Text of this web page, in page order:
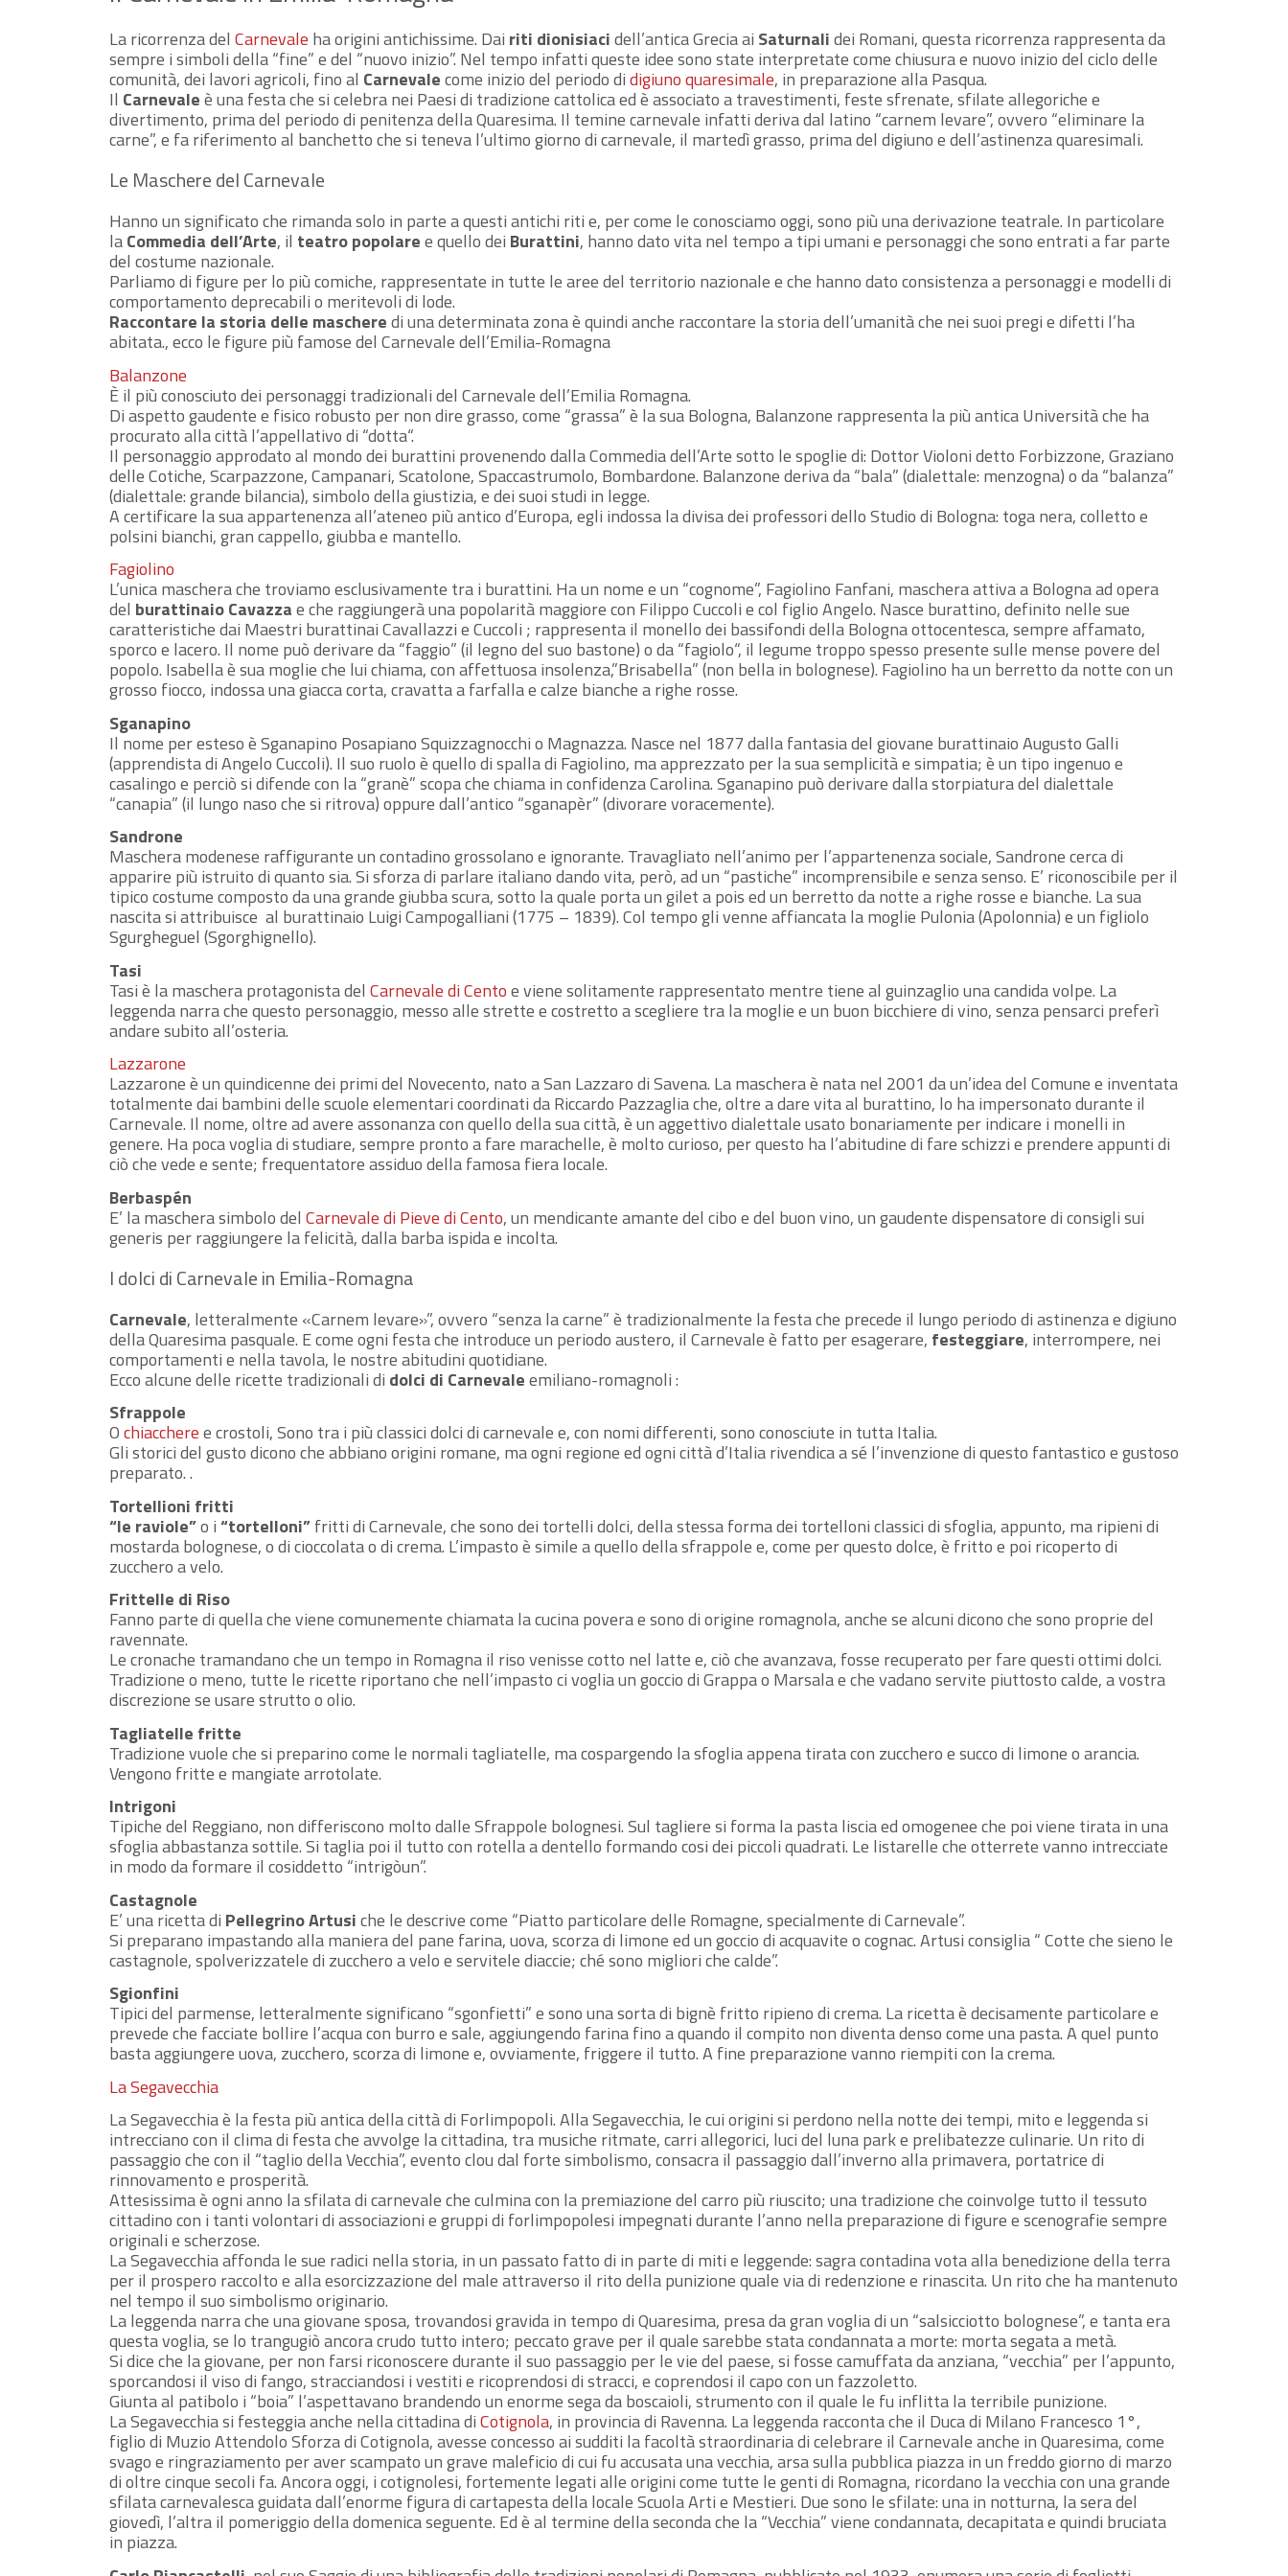
La ricorrenza del Carnevale ha origini antichissime. Dai riti dionisiacidell’antica Grecia ai Saturnalidei Romani, questa ricorrenza rappresenta da
sempre i simboli della “fine” e del “nuovo inizio”. Nel tempo infatti queste idee sono state interpretate come chiusura e nuovo inizio del ciclo delle
comunità, dei lavori agricoli, fino al Carnevalecome inizio del periodo didigiuno quaresimale, in preparazione alla Pasqua.
Il Carnevaleè una festa che si celebra nei Paesi di tradizione cattolica ed è associato a travestimenti, feste sfrenate, sfilate allegoriche e
divertimento, prima del periodo di penitenza della Quaresima. Il temine carnevale infatti deriva dal latino “carnem levare”, ovvero “eliminare la
carne”, e fa riferimento al banchetto che si teneva l’ultimo giorno di carnevale, il martedì grasso, prima del digiuno e dell’astinenza quaresimali.
Le Maschere del Carnevale
Hanno un significato che rimanda solo in parte a questi antichi riti e, per come le conosciamo oggi, sono più una derivazione teatrale. In particolare
laCommedia dell’Arte, il teatro popolaree quello dei Burattini, hanno dato vita nel tempo a tipi umani e personaggi che sono entrati a far parte
del costume nazionale.
Parliamo di figure per lo più comiche, rappresentate in tutte le aree del territorio nazionale e che hanno dato consistenza a personaggi e modelli di
comportamento deprecabili o meritevoli di lode.
Raccontare la storia delle mascheredi una determinata zona è quindi anche raccontare la storia dell’umanità che nei suoi pregi e difetti l’ha
abitata., ecco le figure più famose del Carnevale dell’Emilia-Romagna
Balanzone
È il più conosciuto dei personaggi tradizionali del Carnevale dell’Emilia Romagna.
Di aspetto gaudente e fisico robusto per non dire grasso, come “grassa” è la sua Bologna, Balanzone rappresenta la più antica Università che ha
procurato alla città l’appellativo di “dotta“.
Il personaggio approdato al mondo dei burattini provenendo dalla Commedia dell’Arte sotto le spoglie di: Dottor Violoni detto Forbizzone, Graziano
delle Cotiche, Scarpazzone, Campanari, Scatolone, Spaccastrumolo, Bombardone. Balanzone deriva da “bala” (dialettale: menzogna) o da “balanza”
(dialettale: grande bilancia), simbolo della giustizia, e dei suoi studi in legge.
A certificare la sua appartenenza all’ateneo più antico d’Europa, egli indossa la divisa dei professori dello Studio di Bologna: toga nera, colletto e
polsini bianchi, gran cappello, giubba e mantello.
Fagiolino
L’unica maschera che troviamo esclusivamente tra i burattini. Ha un nome e un “cognome”, Fagiolino Fanfani, maschera attiva a Bologna ad opera
del burattinaio Cavazzae che raggiungerà una popolarità maggiore con Filippo Cuccoli e col figlio Angelo. Nasce burattino, definito nelle sue
caratteristiche dai Maestri burattinai Cavallazzi e Cuccoli ; rappresenta il monello dei bassifondi della Bologna ottocentesca, sempre affamato,
sporco e lacero. Il nome può derivare da “faggio” (il legno del suo bastone) o da “fagiolo“, il legume troppo spesso presente sulle mense povere del
popolo. Isabella è sua moglie che lui chiama, con affettuosa insolenza,”Brisabella” (non bella in bolognese). Fagiolino ha un berretto da notte con un
grosso fiocco, indossa una giacca corta, cravatta a farfalla e calze bianche a righe rosse.
Sganapino
Il nome per esteso è Sganapino Posapiano Squizzagnocchi o Magnazza. Nasce nel 1877 dalla fantasia del giovane burattinaio Augusto Galli
(apprendista di Angelo Cuccoli). Il suo ruolo è quello di spalla di Fagiolino, ma apprezzato per la sua semplicità e simpatia; è un tipo ingenuo e
casalingo e perciò si difende con la “granè” scopa che chiama in confidenza Carolina. Sganapino può derivare dalla storpiatura del dialettale
“canapia” (il lungo naso che si ritrova) oppure dall’antico “sganapèr” (divorare voracemente).
Sandrone
Maschera modenese raffigurante un contadino grossolano e ignorante. Travagliato nell’animo per l’appartenenza sociale, Sandrone cerca di
apparire più istruito di quanto sia. Si sforza di parlare italiano dando vita, però, ad un “pastiche” incomprensibile e senza senso. E’ riconoscibile per il
tipico costume composto da una grande giubba scura, sotto la quale porta un gilet a pois ed un berretto da notte a righe rosse e bianche. La sua
nascita si attribuisce al burattinaio Luigi Campogalliani (1775 – 1839). Col tempo gli venne affiancata la moglie Pulonia (Apolonnia) e un figliolo
Sgurgheguel (Sgorghignello).
Tasi
Tasi è la maschera protagonista del Carnevale di Centoe viene solitamente rappresentato mentre tiene al guinzaglio una candida volpe. La
leggenda narra che questo personaggio, messo alle strette e costretto a scegliere tra la moglie e un buon bicchiere di vino, senza pensarci preferì
andare subito all’osteria.
Lazzarone
Lazzarone è un quindicenne dei primi del Novecento, nato a San Lazzaro di Savena. La maschera è nata nel 2001 da un’idea del Comune e inventata
totalmente dai bambini delle scuole elementari coordinati da Riccardo Pazzaglia che, oltre a dare vita al burattino, lo ha impersonato durante il
Carnevale. Il nome, oltre ad avere assonanza con quello della sua città, è un aggettivo dialettale usato bonariamente per indicare i monelli in
genere. Ha poca voglia di studiare, sempre pronto a fare marachelle, è molto curioso, per questo ha l’abitudine di fare schizzi e prendere appunti di
ciò che vede e sente; frequentatore assiduo della famosa fiera locale.
Berbaspén
E’ la maschera simbolo del Carnevale di Pieve di Cento, un mendicante amante del cibo e del buon vino, un gaudente dispensatore di consigli sui
generis per raggiungere la felicità, dalla barba ispida e incolta.
I dolci di Carnevale in Emilia-Romagna
Carnevale, letteralmente «Carnem levare»”, ovvero “senza la carne” è tradizionalmente la festa che precede il lungo periodo di astinenza e digiuno
della Quaresima pasquale. E come ogni festa che introduce un periodo austero, il Carnevale è fatto per esagerare, festeggiare, interrompere, nei
comportamenti e nella tavola, le nostre abitudini quotidiane.
Ecco alcune delle ricette tradizionali di dolci di Carnevaleemiliano-romagnoli :
Sfrappole
Ochiaccheree crostoli, Sono tra i più classici dolci di carnevale e, con nomi differenti, sono conosciute in tutta Italia.
Gli storici del gusto dicono che abbiano origini romane, ma ogni regione ed ogni città d’Italia rivendica a sé l’invenzione di questo fantastico e gustoso
preparato. .
Tortellioni fritti
“le raviole”o i“tortelloni”fritti di Carnevale, che sono dei tortelli dolci, della stessa forma dei tortelloni classici di sfoglia, appunto, ma ripieni di
mostarda bolognese, o di cioccolata o di crema. L’impasto è simile a quello della sfrappole e, come per questo dolce, è fritto e poi ricoperto di
zucchero a velo.
Frittelle di Riso
Fanno parte di quella che viene comunemente chiamata la cucina povera e sono di origine romagnola, anche se alcuni dicono che sono proprie del
ravennate.
Le cronache tramandano che un tempo in Romagna il riso venisse cotto nel latte e, ciò che avanzava, fosse recuperato per fare questi ottimi dolci.
Tradizione o meno, tutte le ricette riportano che nell’impasto ci voglia un goccio di Grappa o Marsala e che vadano servite piuttosto calde, a vostra
discrezione se usare strutto o olio.
Tagliatelle fritte
Tradizione vuole che si preparino come le normali tagliatelle, ma cospargendo la sfoglia appena tirata con zucchero e succo di limone o arancia.
Vengono fritte e mangiate arrotolate.
Intrigoni
Tipiche del Reggiano, non differiscono molto dalle Sfrappole bolognesi. Sul tagliere si forma la pasta liscia ed omogenee che poi viene tirata in una
sfoglia abbastanza sottile. Si taglia poi il tutto con rotella a dentello formando cosi dei piccoli quadrati. Le listarelle che otterrete vanno intrecciate
in modo da formare il cosiddetto “intrigòun”.
Castagnole
E’ una ricetta di Pellegrino Artusiche le descrive come “Piatto particolare delle Romagne, specialmente di Carnevale”.
Si preparano impastando alla maniera del pane farina, uova, scorza di limone ed un goccio di acquavite o cognac. Artusi consiglia “ Cotte che sieno le
castagnole, spolverizzatele di zucchero a velo e servitele diaccie; ché sono migliori che calde”.
Sgionfini
Tipici del parmense, letteralmente significano “sgonfietti” e sono una sorta di bignè fritto ripieno di crema. La ricetta è decisamente particolare e
prevede che facciate bollire l’acqua con burro e sale, aggiungendo farina fino a quando il compito non diventa denso come una pasta. A quel punto
basta aggiungere uova, zucchero, scorza di limone e, ovviamente, friggere il tutto. A fine preparazione vanno riempiti con la crema.
La Segavecchia
La Segavecchia è la festa più antica della città di Forlimpopoli. Alla Segavecchia, le cui origini si perdono nella notte dei tempi, mito e leggenda si
intrecciano con il clima di festa che avvolge la cittadina, tra musiche ritmate, carri allegorici, luci del luna park e prelibatezze culinarie. Un rito di
passaggio che con il “taglio della Vecchia”, evento clou dal forte simbolismo, consacra il passaggio dall’inverno alla primavera, portatrice di
rinnovamento e prosperità.
Attesissima è ogni anno la sfilata di carnevale che culmina con la premiazione del carro più riuscito; una tradizione che coinvolge tutto il tessuto
cittadino con i tanti volontari di associazioni e gruppi di forlimpopolesi impegnati durante l’anno nella preparazione di figure e scenografie sempre
originali e scherzose.
La Segavecchia affonda le sue radici nella storia, in un passato fatto di in parte di miti e leggende: sagra contadina vota alla benedizione della terra
per il prospero raccolto e alla esorcizzazione del male attraverso il rito della punizione quale via di redenzione e rinascita. Un rito che ha mantenuto
nel tempo il suo simbolismo originario.
La leggenda narra che una giovane sposa, trovandosi gravida in tempo di Quaresima, presa da gran voglia di un “salsicciotto bolognese”, e tanta era
questa voglia, se lo trangugiò ancora crudo tutto intero; peccato grave per il quale sarebbe stata condannata a morte: morta segata a metà.
Si dice che la giovane, per non farsi riconoscere durante il suo passaggio per le vie del paese, si fosse camuffata da anziana, “vecchia” per l’appunto,
sporcandosi il viso di fango, stracciandosi i vestiti e ricoprendosi di stracci, e coprendosi il capo con un fazzoletto.
Giunta al patibolo i “boia” l’aspettavano brandendo un enorme sega da boscaioli, strumento con il quale le fu inflitta la terribile punizione.
La Segavecchia si festeggia anche nella cittadina diCotignola, in provincia di Ravenna. La leggenda racconta che il Duca di Milano Francesco 1°,
figlio di Muzio Attendolo Sforza di Cotignola, avesse concesso ai sudditi la facoltà straordinaria di celebrare il Carnevale anche in Quaresima, come
svago e ringraziamento per aver scampato un grave maleficio di cui fu accusata una vecchia, arsa sulla pubblica piazza in un freddo giorno di marzo
di oltre cinque secoli fa. Ancora oggi, i cotignolesi, fortemente legati alle origini come tutte le genti di Romagna, ricordano la vecchia con una grande
sfilata carnevalesca guidata dall’enorme figura di cartapesta della locale Scuola Arti e Mestieri. Due sono le sfilate: una in notturna, la sera del
giovedì, l’altra il pomeriggio della domenica seguente. Ed è al termine della seconda che la “Vecchia” viene condannata, decapitata e quindi bruciata
in piazza.